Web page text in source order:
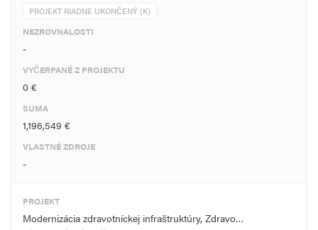
PROJEKT RIADNE UKONČENÝ (K)
NEZROVNALOSTI
-
VYČERPANÉ Z PROJEKTU
0 €
SUMA
1,196,549 €
VLASTNÉ ZDROJE
-
PROJEKT
Modernizácia zdravotníckej infraštruktúry, Zdravo…